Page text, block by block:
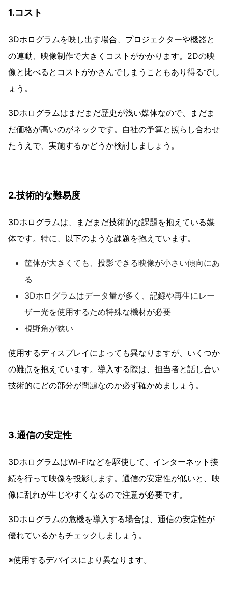
1.コスト
3Dホログラムを映し出す場合、プロジェクターや機器と
の連動、映像制作で大きくコストがかかります。2Dの映
像と比べるとコストがかさんでしまうこともあり得るでし
ょう。
3Dホログラムはまだまだ歴史が浅い媒体なので、まだま
だ価格が高いのがネックです。自社の予算と照らし合わせ
たうえで、実施するかどうか検討しましょう。
2.技術的な難易度
3Dホログラムは、まだまだ技術的な課題を抱えている媒
体です。特に、以下のような課題を抱えています。
筐体が大きくても、投影できる映像が小さい傾向にあ
る
3Dホログラムはデータ量が多く、記録や再生にレー
ザー光を使用するため特殊な機材が必要
視野角が狭い
使用するディスプレイによっても異なりますが、いくつか
の難点を抱えています。導入する際は、担当者と話し合い
技術的にどの部分が問題なのか必ず確かめましょう。
3.通信の安定性
3DホログラムはWi-Fiなどを駆使して、インターネット接
続を行って映像を投影します。通信の安定性が低いと、映
像に乱れが生じやすくなるので注意が必要です。
3Dホログラムの危機を導入する場合は、通信の安定性が
優れているかもチェックしましょう。
※使用するデバイスにより異なります。